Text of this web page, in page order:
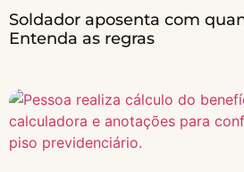
Soldador aposenta com
Entenda as regras